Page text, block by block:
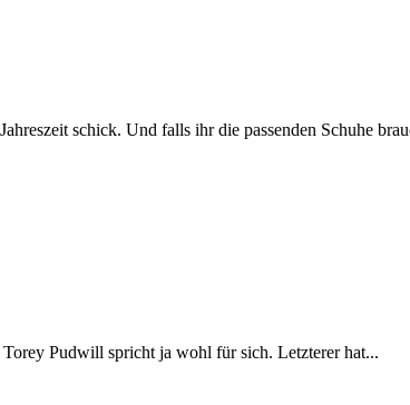
schick. Und falls ihr die passenden Schuhe
Pudwill spricht ja wohl für sich. Letzterer hat...